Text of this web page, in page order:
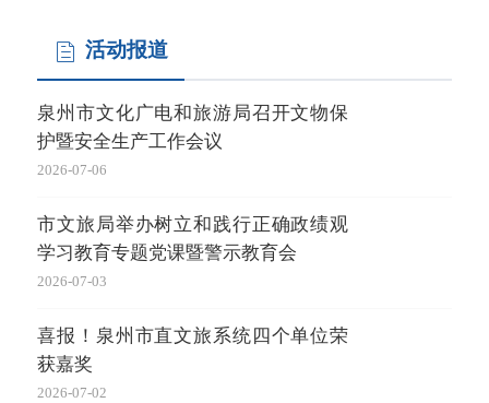
活动报道
泉州市文化广电和旅游局召开文物保
护暨安全生产工作会议
2026-07-06
市文旅局举办树立和践行正确政绩观
学习教育专题党课暨警示教育会
2026-07-03
喜报！泉州市直文旅系统四个单位荣
获嘉奖
2026-07-02